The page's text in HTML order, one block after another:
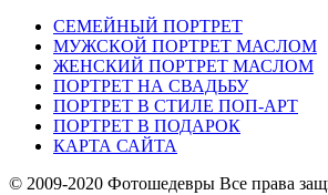
СЕМЕЙНЫЙ ПОРТРЕТ
МУЖСКОЙ ПОРТРЕТ МАСЛОМ
ЖЕНСКИЙ ПОРТРЕТ МАСЛОМ
ПОРТРЕТ НА СВАДЬБУ
ПОРТРЕТ В СТИЛЕ ПОП-АРТ
ПОРТРЕТ В ПОДАРОК
КАРТА САЙТА
© 2009-2020 Фотошедевры Все права